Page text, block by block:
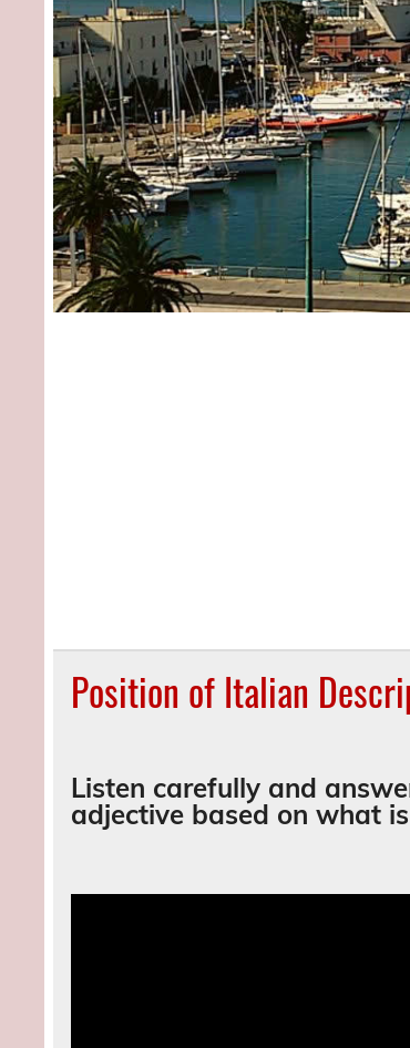
Position of Italian
Listen carefully and
adjective based on what